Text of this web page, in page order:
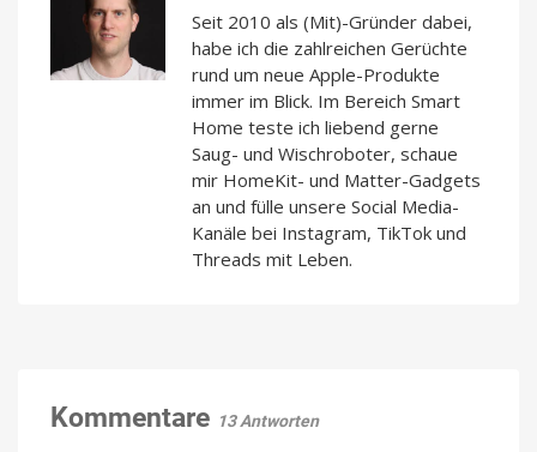
Seit 2010 als (Mit)-Gründer dabei,
habe ich die zahlreichen Gerüchte
rund um neue Apple-Produkte
immer im Blick. Im Bereich Smart
Home teste ich liebend gerne
Saug- und Wischroboter, schaue
mir HomeKit- und Matter-Gadgets
an und fülle unsere Social Media-
Kanäle bei Instagram, TikTok und
Threads mit Leben.
Kommentare 13 Antworten